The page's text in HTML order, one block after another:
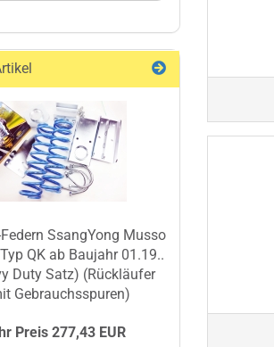
SsangYong Musso
QK ab Baujahr 01.19..
Duty Satz) (Rückläufer
Gebrauchsspuren)
Preis 277,43 EUR